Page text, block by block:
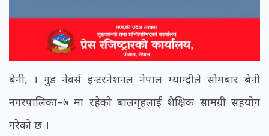
बेनी, । गुड नेवर्स इन्टरनेशनल नेपाल म्याग्दीले सोमबार बेनी
नगरपालिका–७ मा रहेको बालगृहलाई शैक्षिक सामग्री सहयोग
गरेको छ ।